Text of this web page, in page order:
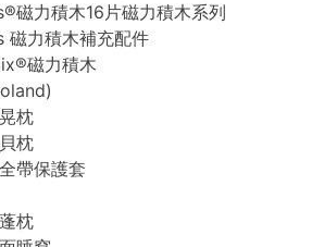
磁力積木16片磁力積木系列
磁力積木補充配件
磁力積木
枕
枕
帶保護套
枕